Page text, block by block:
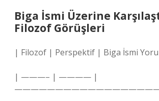
Biga İsmi Üzerine
Filozof Görüşleri
| Filozof | Perspektif | Biga İsmi
| ———– | ———— |